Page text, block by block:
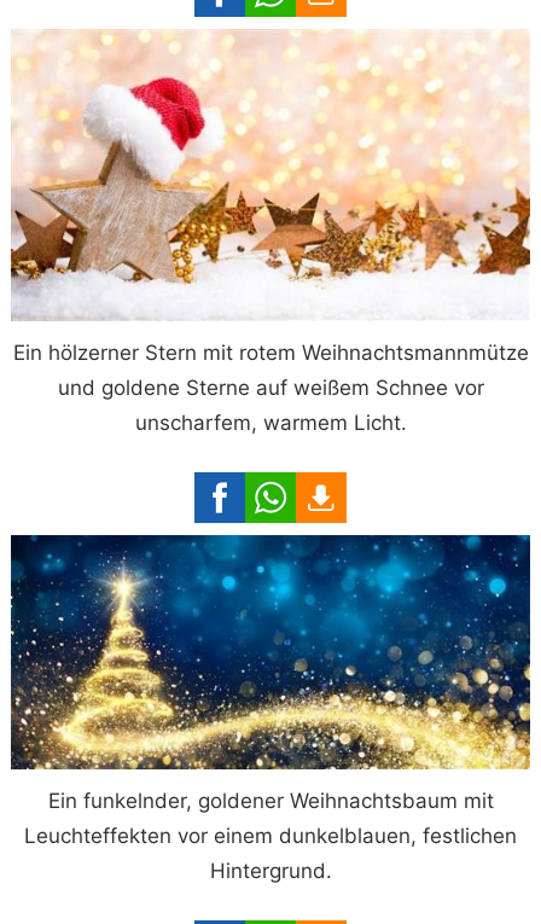
Ein hölzerner Stern mit rotem Weihnachtsmannmütze
und goldene Sterne auf weißem Schnee vor
unscharfem, warmem Licht.
Ein funkelnder, goldener Weihnachtsbaum mit
Leuchteffekten vor einem dunkelblauen, festlichen
Hintergrund.